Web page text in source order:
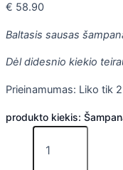
€ 58.90
Baltasis sausas
Dėl didesnio kiekio
Prieinamumas: Liko tik 2
produkto kiekis: